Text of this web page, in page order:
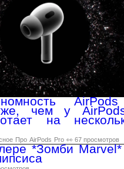
чем у
на
Про AirPods Pro 👀 67 просмотров
*Зомби Marvel*